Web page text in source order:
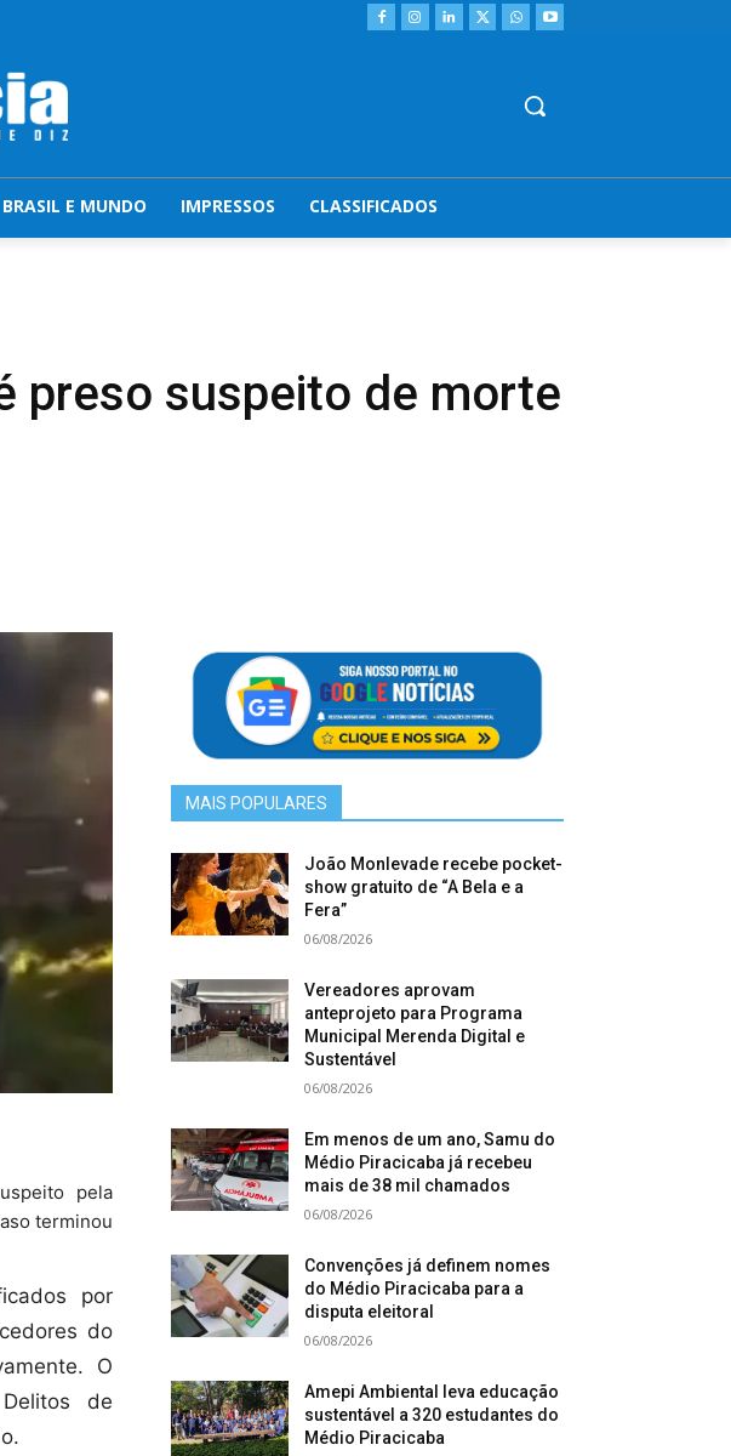
BRASIL E MUNDO IMPRESSOS CLASSIFICADOS
preso suspeito de morte
pela
terminou
por
do
O
de
MAIS POPULARES
João Monlevade recebe pocket-
show gratuito de “A Bela e a
Fera”
06/08/2026
Vereadores aprovam
anteprojeto para Programa
Municipal Merenda Digital e
Sustentável
06/08/2026
Em menos de um ano, Samu do
Médio Piracicaba já recebeu
mais de 38 mil chamados
06/08/2026
Convenções já definem nomes
do Médio Piracicaba para a
disputa eleitoral
06/08/2026
Amepi Ambiental leva educação
sustentável a 320 estudantes do
Médio Piracicaba